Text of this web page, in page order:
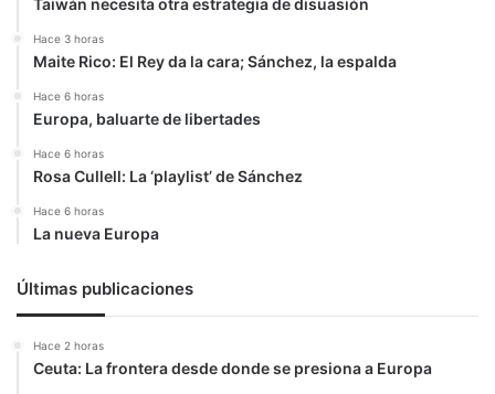
Taiwán necesita otra estrategia de disuasión
Hace 3 horas
Maite Rico: El Rey da la cara; Sánchez, la espalda
Hace 6 horas
Europa, baluarte de libertades
Hace 6 horas
Rosa Cullell: La ‘playlist’ de Sánchez
Hace 6 horas
La nueva Europa
Últimas publicaciones
Hace 2 horas
Ceuta: La frontera desde donde se presiona a Europa